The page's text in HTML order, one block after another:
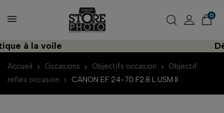
0
à la voile
Accueil Occasions Objectifs occasion
Objectif
reflex occasion
CANON EF 24-70 F2.8 L USM II